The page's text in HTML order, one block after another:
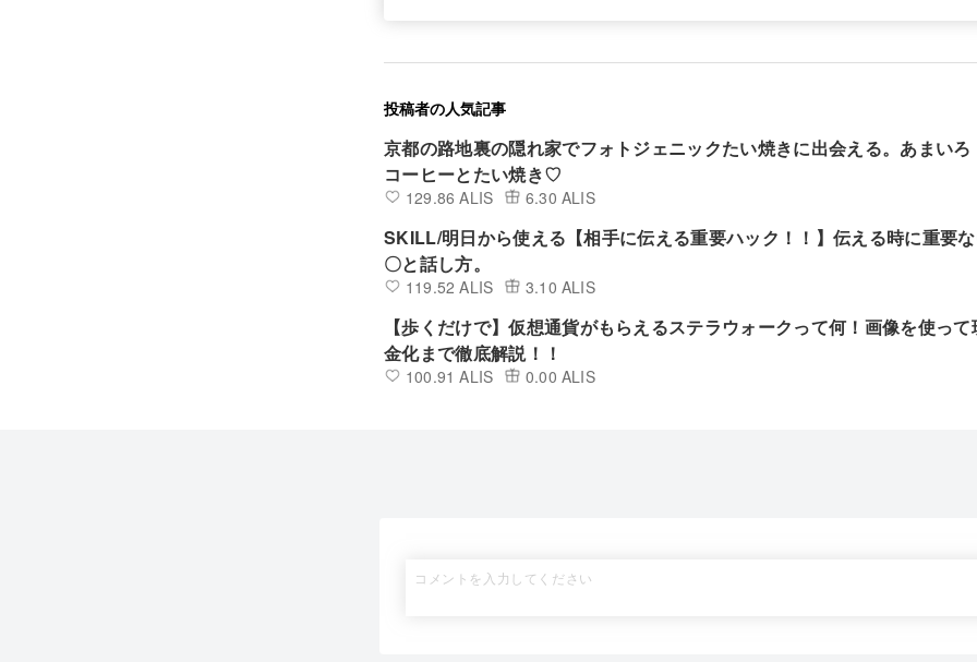
投稿者の人気記事
京都の路地裏の隠れ家でフォトジェニックたい焼きに出会える。あまいろ
コーヒーとたい焼き♡
129.86 ALIS 6.30 ALIS
SKILL/明日から使える【相手に伝える重要ハック！！】伝える時に重要
〇と話し方。
119.52 ALIS 3.10 ALIS
【歩くだけで】仮想通貨がもらえるステラウォークって何！画像を使って
金化まで徹底解説！！
100.91 ALIS 0.00 ALIS